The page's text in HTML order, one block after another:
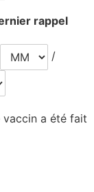
rappel
/
vaccin a été fait